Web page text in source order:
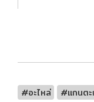
#อะไหล่ #แกนต